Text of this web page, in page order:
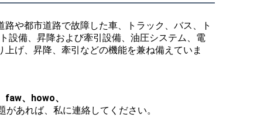
や都市道路で故障した車、トラック、バス、ト
設備、昇降および牽引設備、油圧システム、電
げ、昇降、牽引などの機能を兼ね備えていま
faw、howo、
あれば、私に連絡してください。